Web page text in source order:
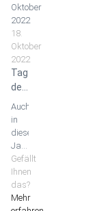
Oktober
2022
18.
Oktober
2022
Tag
der
Stadt-
und
Landschaftspflege
2022
Auch
in
diesem
Jahr
findet
in
Melsungen
wieder
Gefällt
Ihnen
das?
Mehr